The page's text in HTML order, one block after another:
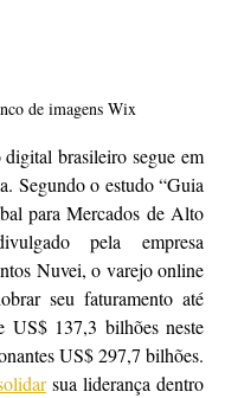
de imagens Wix
brasileiro segue em
Segundo o estudo “Guia
para Mercados de Alto
pela empresa
Nuvei, o varejo online
seu faturamento até
US$ 137,3 bilhões neste
US$ 297,7 bilhões.
sua liderança dentro